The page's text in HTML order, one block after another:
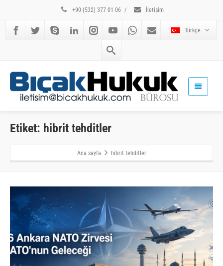
+90 (532) 377 01 06 / İletişim
Türkçe
Etiket: hibrit tehditler
Ana sayfa hibrit tehditler